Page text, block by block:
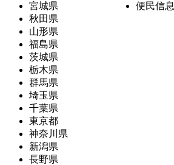
宮城県
秋田県
山形県
福島県
茨城県
栃木県
群馬県
埼玉県
千葉県
東京都
神奈川県
新潟県
長野県
便民信息